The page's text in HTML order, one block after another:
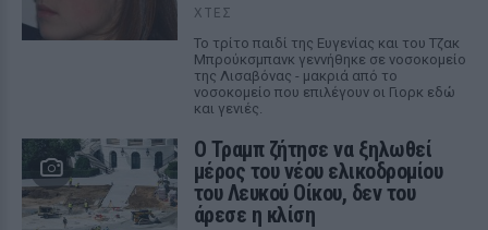
ΧΤΕΣ
Το τρίτο παιδί της Ευγενίας και του Τζακ
Μπρούκσμπανκ γεννήθηκε σε νοσοκομείο
της Λισαβόνας - μακριά από το
νοσοκομείο που επιλέγουν οι Γιορκ εδώ
και γενιές.
Ο Τραμπ ζήτησε να ξηλωθεί
μέρος του νέου ελικοδρομίου
του Λευκού Οίκου, δεν του
άρεσε η κλίση